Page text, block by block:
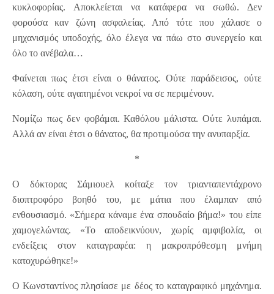
κυκλοφορίας. Αποκλείεται να κατάφερα να σωθώ. Δεν
φορούσα καν ζώνη ασφαλείας. Από τότε που χάλασε ο
μηχανισμός υποδοχής, όλο έλεγα να πάω στο συνεργείο και
όλο το ανέβαλα…
Φαίνεται πως έτσι είναι ο θάνατος. Ούτε παράδεισος, ούτε
κόλαση, ούτε αγαπημένοι νεκροί να σε περιμένουν.
Νομίζω πως δεν φοβάμαι. Καθόλου μάλιστα. Ούτε λυπάμαι.
Αλλά αν είναι έτσι ο θάνατος, θα προτιμούσα την ανυπαρξία.
*
Ο δόκτορας Σάμιουελ κοίταξε τον τριανταπεντάχρονο
διοπτροφόρο βοηθό του, με μάτια που έλαμπαν από
ενθουσιασμό. «Σήμερα κάναμε ένα σπουδαίο βήμα!» του είπε
χαμογελώντας. «Το αποδεικνύουν, χωρίς αμφιβολία, οι
ενδείξεις στον καταγραφέα: η μακροπρόθεσμη μνήμη
κατοχυρώθηκε!»
Ο Κωνσταντίνος πλησίασε με δέος το καταγραφικό μηχάνημα.